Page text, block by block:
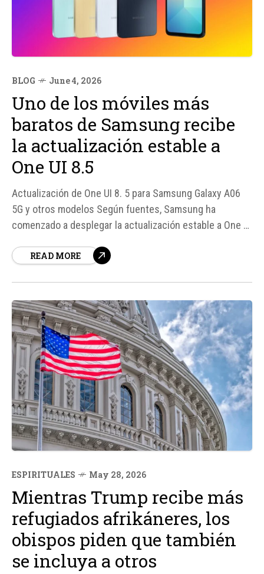
BLOG June 4, 2026
Uno de los móviles más
baratos de Samsung recibe
la actualización estable a
One UI 8.5
Actualización de One UI 8. 5 para Samsung Galaxy A06
5G y otros modelos Según fuentes, Samsung ha
comenzado a desplegar la actualización estable a One UI
el Samsung Galaxy A06 5G, en la India. Esta actualización
READ MORE
ESPIRITUALES May 28, 2026
Mientras Trump recibe más
refugiados afrikáneres, los
obispos piden que también
se incluya a otros